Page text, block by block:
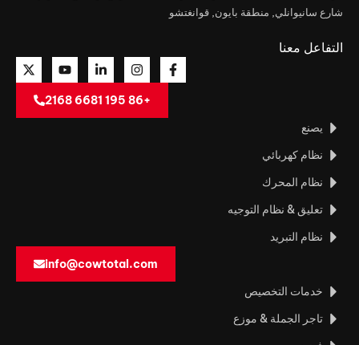
شارع سانيوانلي, منطقة بايون, قوانغتشو
التفاعل معنا
+86 195 6681 2168
يصنع
نظام كهربائي
نظام المحرك
تعليق & نظام التوجيه
نظام التبريد
info@cowtotal.com
خدمات التخصيص
تاجر الجملة & موزع